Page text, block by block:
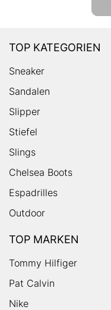
TOP KATEGORIEN
Sneaker
Sandalen
Slipper
Stiefel
Slings
Chelsea Boots
Espadrilles
Outdoor
TOP MARKEN
Tommy Hilfiger
Pat Calvin
Nike